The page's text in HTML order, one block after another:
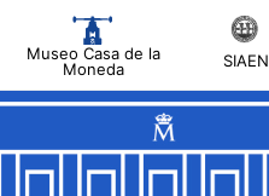
Museo Casa de la
Moneda
SIAEN